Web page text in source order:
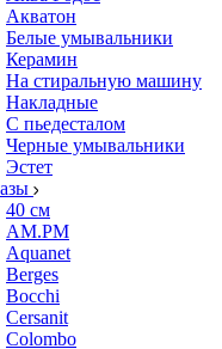
Акватон
Белые умывальники
Керамин
На стиральную машину
Накладные
С пьедесталом
Черные умывальники
Эстет
40 см
AM.PM
Aquanet
Berges
Bocchi
Cersanit
Colombo